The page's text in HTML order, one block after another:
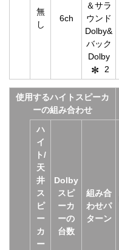
無
し
6ch
＆サラ
ウンド
Dolby&
バック
Dolby
2
使用するハイトスピーカ
ーの組み合わせ
ハ
イ
ト/
天
井
ス
ピ
ー
カ
ー
Dolby
スピ
ーカ
ーの
台数
組み合
わせパ
ターン